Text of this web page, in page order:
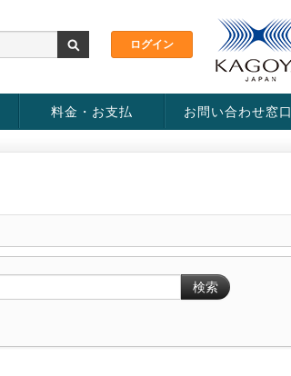
料金・お支払 お問い合わせ窓口
検索